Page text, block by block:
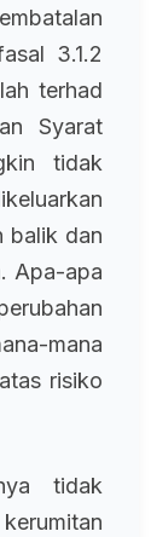
3.1.2
terhad
Syarat
tidak
balik dan
Apa-apa
mana
risiko
tidak